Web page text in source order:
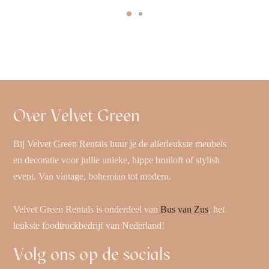
Over Velvet Green
Bij Velvet Green Rentals huur je de allerleukste meubels
en decoratie voor jullie unieke, hippe bruiloft of stylish
event. Van vintage, bohemian tot modern.
Velvet Green Rentals is onderdeel vanBus van Zus, het
leukste foodtruckbedrijf van Nederland!
Volg ons op de socials